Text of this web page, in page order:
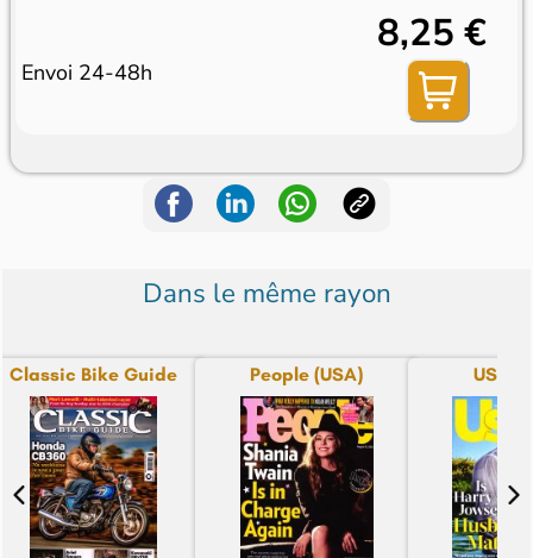
Envoi 24-48h
8,25 €
Dans le même rayon
Classic Bike Guide People (USA) US